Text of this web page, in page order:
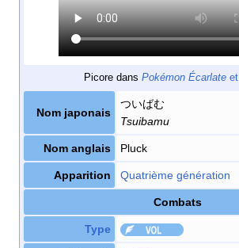
Picore dans Pokémon Écarlate et
Nom japonais
ついばむ
Tsuibamu
Nom anglais Pluck
Apparition Quatrième génération
Combats
Type